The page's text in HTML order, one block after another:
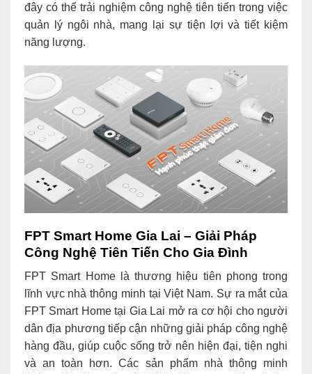
đây có thể trải nghiệm công nghệ tiên tiến trong việc
quản lý ngôi nhà, mang lại sự tiện lợi và tiết kiệm
năng lượng.
FPT Smart Home Gia Lai – Giải Pháp
Công Nghệ Tiên Tiến Cho Gia Đình
FPT Smart Home là thương hiệu tiên phong trong
lĩnh vực nhà thông minh tại Việt Nam. Sự ra mắt của
FPT Smart Home tại Gia Lai mở ra cơ hội cho người
dân địa phương tiếp cận những giải pháp công nghệ
hàng đầu, giúp cuộc sống trở nên hiện đại, tiện nghi
và an toàn hơn. Các sản phẩm nhà thông minh